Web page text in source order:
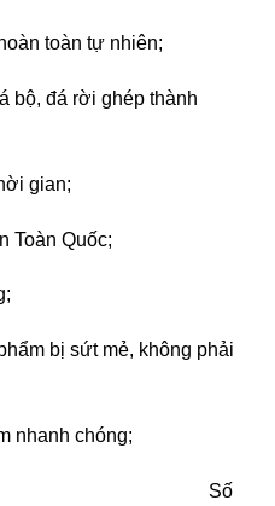
toàn tự nhiên;
bộ, đá rời ghép thành
gian;
Toàn Quốc;
bị sứt mẻ, không phải
nhanh chóng;
bày:
Số